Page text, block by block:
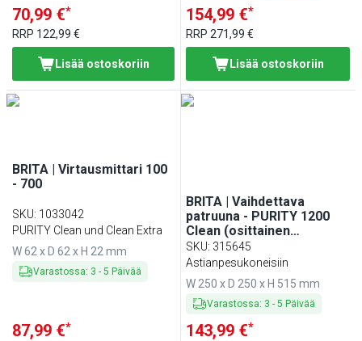
70,99 €*
RRP 122,99 €
Lisää ostoskoriin
154,99 €*
RRP271,99 €
Lisää ostoskoriin
BRITA | Virtausmittari 100
- 700
SKU: 1033042
PURITY Clean und Clean Extra
W 62 x D 62 x H 22 mm
Varastossa: 3 - 5 Päivää
87,99 €*
BRITA | Vaihdettava
patruuna - PURITY 1200
Clean (osittainen
demineralisaatio)
SKU: 315645
Astianpesukoneisiin
W 250 x D 250 x H 515 mm
Varastossa: 3 -5 Päivää
143,99 €*